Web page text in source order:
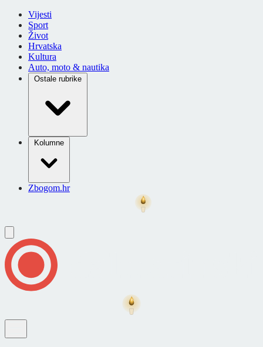
Vijesti
Sport
Život
Hrvatska
Kultura
Auto, moto & nautika
Ostale rubrike
Kolumne
Zbogom.hr